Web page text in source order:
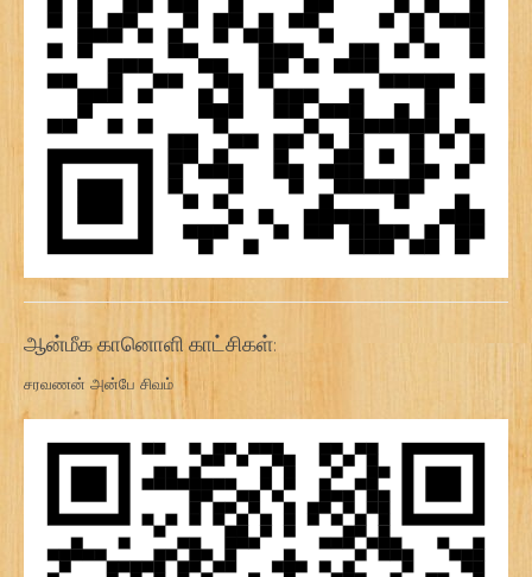
ஆன்மீக கானொளி காட்சிகள்:
சரவணன் அன்பே சிவம்